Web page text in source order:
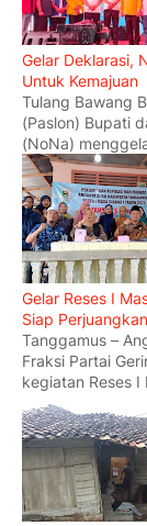
Gelar Deklarasi,
Untuk Kemajuan
Tulang Bawang
(Paslon) Bupati
(NoNa)
Gelar Reses I
Siap
Tanggamus –
Fraksi Partai
kegiatan Reses I